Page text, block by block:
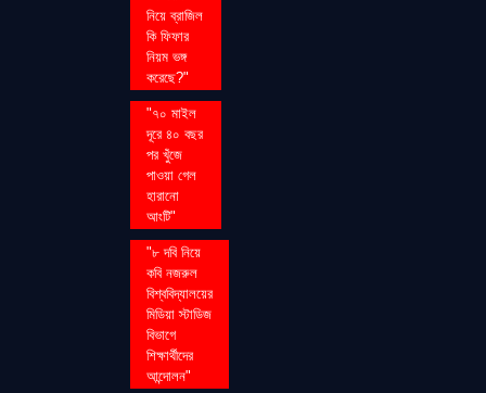
নিয়ে ব্রাজিল
কি ফিফার
নিয়ম ভঙ্গ
করেছে?"
"৭০ মাইল
দূরে ৪০ বছর
পর খুঁজে
পাওয়া গেল
হারানো
আংটি"
"৮ দবি নিয়ে
কবি নজরুল
বিশ্ববিদ্যালয়ের
মিডিয়া স্টাডিজ
বিভাগে
শিক্ষার্থীদের
আন্দোলন"